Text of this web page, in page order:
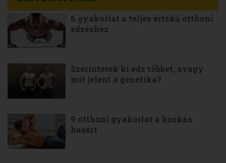
6 gyakorlat a teljes értékű otthoni
edzéshez
Szerintetek ki edz többet, avagy
mit jelent a genetika?
9 otthoni gyakorlat a kockás
hasért